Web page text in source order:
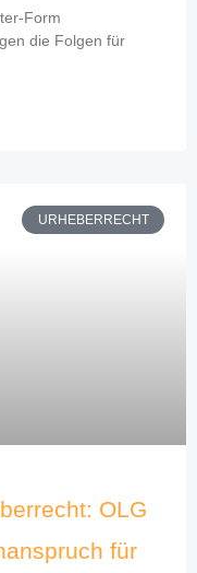
Form
die Folgen für
URHEBERRECHT
OLG
für